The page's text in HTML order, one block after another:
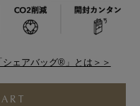
ェアバッグ®︎」とは＞＞